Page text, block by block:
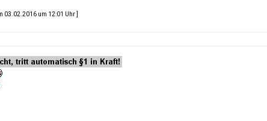
03.02.2016 um 12:01 Uhr ]